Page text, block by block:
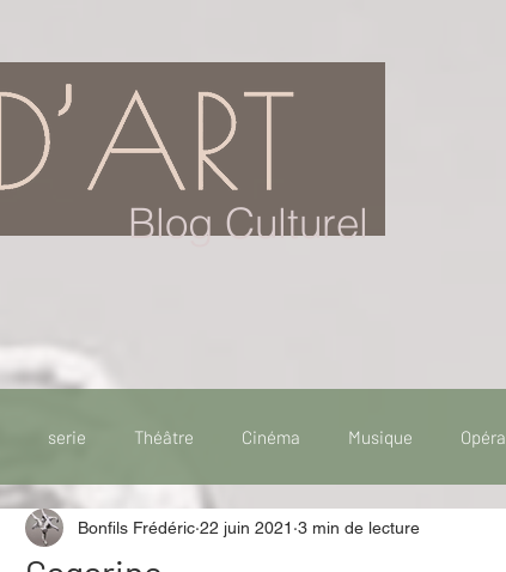
Blog Culturel
serie Théâtre Cinéma Musique Opéra
Idées Sorties Idée de voyage Fooding - Restaurant
Bonfils Frédéric 22 juin 2021 3 min de lecture